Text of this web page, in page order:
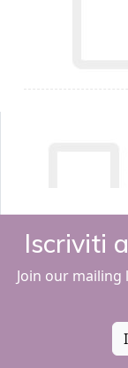
Iscriviti
Join our